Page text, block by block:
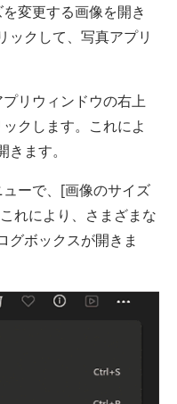
変更する画像を開き
ックして、写真アプリ
リウィンドウの右上
クします。これによ
ます。
ーで、[画像のサイズ
れにより、さまざまな
グボックスが開きま